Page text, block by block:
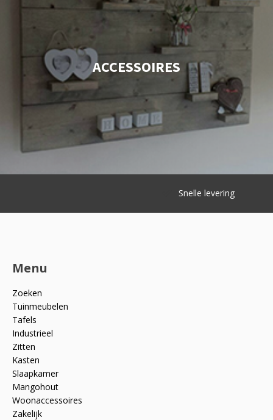
ACCESSOIRES
Menu
Zoeken
Tuinmeubelen
Tafels
Industrieel
Zitten
Kasten
Slaapkamer
Mangohout
Woonaccessoires
Zakelijk